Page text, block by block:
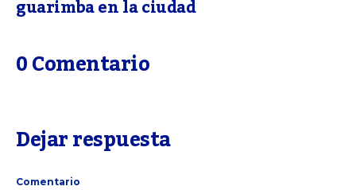
guarimba en la ciudad
0 Comentario
Dejar respuesta
Comentario